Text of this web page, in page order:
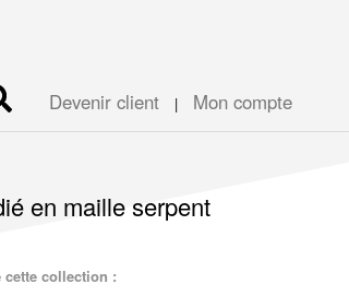
Devenir client | Mon compte
en maille serpent
cette collection :